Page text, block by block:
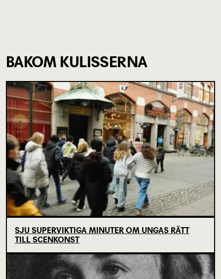
BAKOM KULISSERNA
SJU SUPERVIKTIGA MINUTER OM UNGAS RÄTT
TILL SCENKONST